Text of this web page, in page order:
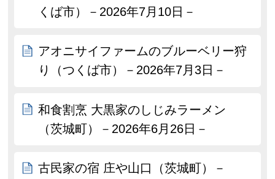
くば市）－2026年7月10日－
アオニサイファームのブルーベリー狩
り（つくば市）－2026年7月3日－
和食割烹 大黒家のしじみラーメン
（茨城町）－2026年6月26日－
古民家の宿 庄や山口（茨城町）－